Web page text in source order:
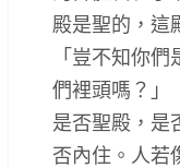
殿是聖的，這
「豈不知你
們裡頭嗎？」
是否聖殿，是
否內住。人若